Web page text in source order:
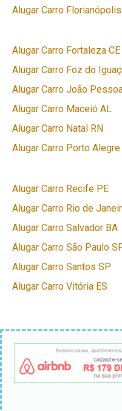
Alugar Carro
Alugar Carro Fortaleza CE
Alugar Carro Foz do
Alugar Carro João
Alugar Carro Maceió AL
Alugar Carro Natal RN
Alugar Carro Porto Alegre
Alugar Carro Recife PE
Alugar Carro Rio de
Alugar Carro Salvador BA
Alugar Carro São Paulo
Alugar Carro Santos SP
Alugar Carro Vitória ES